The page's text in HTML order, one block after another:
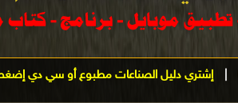
إشتري دليل الصناعات مطبوع أو سي دي